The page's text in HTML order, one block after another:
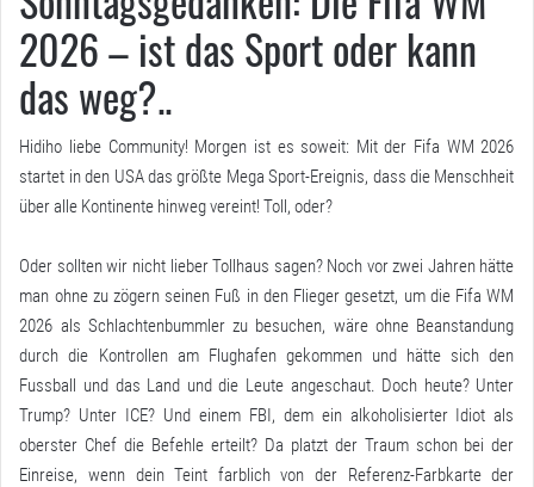
2026 – ist das Sport oder kann
das weg?..
Hidiho liebe Community! Morgen ist es soweit: Mit der Fifa WM 2026
startet in den USA das größte Mega Sport-Ereignis, dass die Menschheit
über alle Kontinente hinweg vereint! Toll, oder?
Oder sollten wir nicht lieber Tollhaus sagen? Noch vor zwei Jahren hätte
man ohne zu zögern seinen Fuß in den Flieger gesetzt, um die Fifa WM
2026 als Schlachtenbummler zu besuchen, wäre ohne Beanstandung
durch die Kontrollen am Flughafen gekommen und hätte sich den
Fussball und das Land und die Leute angeschaut. Doch heute? Unter
Trump? Unter ICE? Und einem FBI, dem ein alkoholisierter Idiot als
oberster Chef die Befehle erteilt? Da platzt der Traum schon bei der
Einreise, wenn dein Teint farblich von der Referenz-Farbkarte der